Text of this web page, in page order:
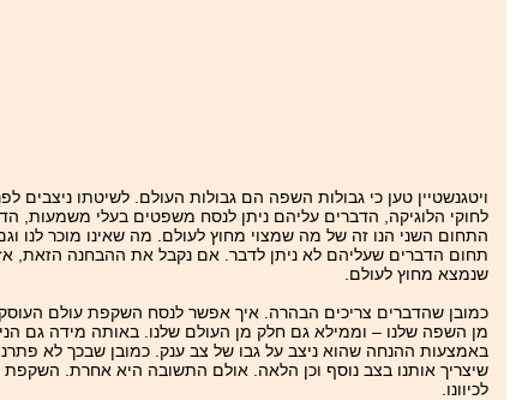
ויטגנשטיין טען כי גבולות השפה הם גבולות העולם. לשיטתו
לחוקי הלוגיקה, הדברים עליהם ניתן לנסח משפטים בעלי משמעות,
התחום השני הנו זה של מה שמצוי מחוץ לעולם. מה שאינו מוכר לנו
תחום הדברים שעליהם לא ניתן לדבר. אם נקבל את ההבחנה הזאת,
שנמצא מחוץ לעולם.
כמובן שהדברים צריכים הבהרה. איך אפשר לנסח השקפת עולם
מן השפה שלנו – וממילא גם חלק מן העולם שלנו. באותה מידה גם
באמצעות ההנחה שהוא ניצב על גבו של צב ענק. כמובן שבכך לא
שיצריך אותנו בצב נוסף וכן הלאה. אולם התשובה היא אחרת.
לכיוונו.